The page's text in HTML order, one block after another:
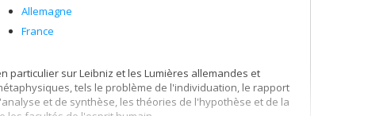
Allemagne
France
particulier sur Leibniz et les Lumières allemandes et
tels le problème de l'individuation, le rapport
et de synthèse, les théories de l'hypothèse et de la